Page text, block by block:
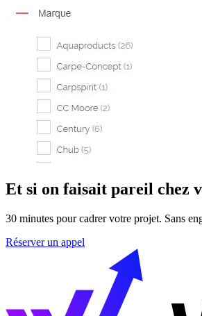
Et si on faisait pareil chez
30 minutes pour cadrer votre projet. Sans
Réserver un appel